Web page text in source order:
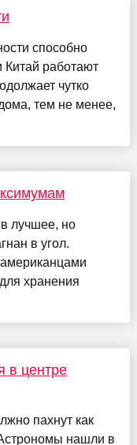
способно
работают
чутко
тем не менее,
лучшее, но
в угол.
хранения
в центре
пахнут как
нашли в